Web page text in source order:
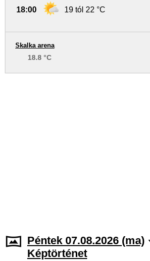
18:00 19 tól 22 °C
Skalka arena
18.8 °C
Péntek 07.08.2026 (ma)
Képtörténet